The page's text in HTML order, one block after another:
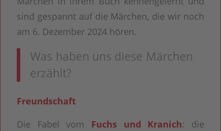
sind gespannt auf die Märchen, die wir noch
am 6. Dezember 2024 hören.
Was haben uns diese Märchen
erzählt?
Freundschaft
Die Fabel vom Fuchs und Kranich: die